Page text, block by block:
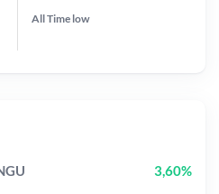
All Time low
3,60%